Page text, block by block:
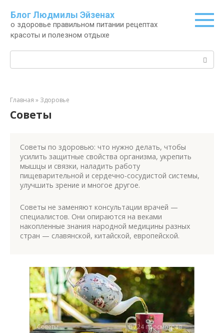
контенту
Блог Людмилы Эйзенах
о здоровье правильном питании рецептах
красоты и полезном отдыхе
Главная » Здоровье
Советы
Советы по здоровью: что нужно делать, чтобы
усилить защитные свойства организма, укрепить
мышцы и связки, наладить работу
пищеварительной и сердечно-сосудистой системы,
улучшить зрение и многое другое.
Советы не заменяют консультации врачей —
специалистов. Они опираются на веками
накопленные знания народной медицины разных
стран — славянской, китайской, европейской.
Советы 724 просмотров